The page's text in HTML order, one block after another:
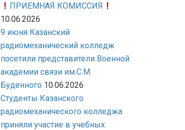
ПРИЕМНАЯ КОМИССИЯ
10.06.2026
9 июня Казанский
радиомеханический колледж
посетили представители Военной
академии связи им.С.М.
Буденного 10.06.2026
Студенты Казанского
радиомеханического колледжа
приняли участие в учебных